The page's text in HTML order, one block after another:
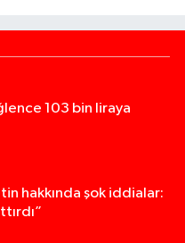
103 bin liraya
hakkında şok iddialar: